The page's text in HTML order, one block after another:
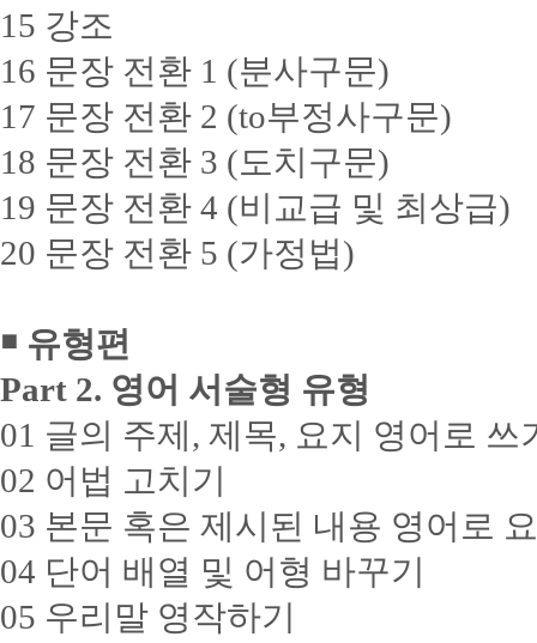
15 강조
16 문장 전환 1 (분사구문)
17 문장 전환 2 (to부정사구문)
18 문장 전환 3 (도치구문)
19 문장 전환 4 (비교급 및 최상급)
20 문장 전환 5 (가정법)
￭ 유형편
Part 2. 영어 서술형 유형
01 글의 주제, 제목, 요지 영어로 쓰
02 어법 고치기
03 본문 혹은 제시된 내용 영어로
04 단어 배열 및 어형 바꾸기
05 우리말 영작하기